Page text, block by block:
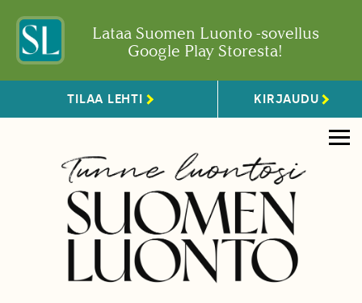
Lataa Suomen Luonto -sovellus
Google Play Storesta!
TILAA LEHTI KIRJAUDU